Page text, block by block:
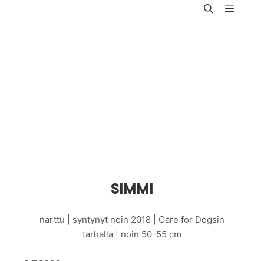
SIMMI
narttu | syntynyt noin 2018 | Care for Dogsin
tarhalla | noin 50-55 cm